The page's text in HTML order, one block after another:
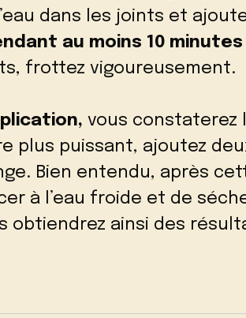
dans les joints et
au moins 10 minutes
frottez vigoureusement.
vous constaterez
plus puissant, ajoutez
Bien entendu, après
à l’eau froide et de
obtiendrez ainsi des